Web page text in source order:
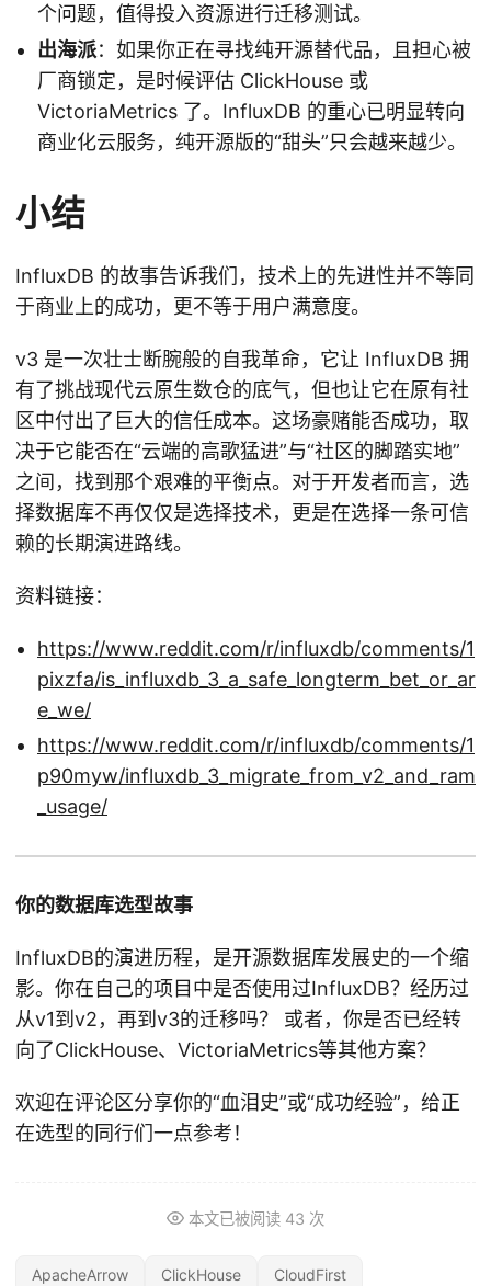
个问题，值得投入资源进行迁移测试。
出海派：如果你正在寻找纯开源替代品，且担心被
厂商锁定，是时候评估 ClickHouse 或
VictoriaMetrics 了。InfluxDB 的重心已明显转向
商业化云服务，纯开源版的“甜头”只会越来越少。
小结
InfluxDB 的故事告诉我们，技术上的先进性并不等同
于商业上的成功，更不等于用户满意度。
v3 是一次壮士断腕般的自我革命，它让 InfluxDB 拥
有了挑战现代云原生数仓的底气，但也让它在原有社
区中付出了巨大的信任成本。这场豪赌能否成功，取
决于它能否在“云端的高歌猛进”与“社区的脚踏实地”
之间，找到那个艰难的平衡点。对于开发者而言，选
择数据库不再仅仅是选择技术，更是在选择一条可信
赖的长期演进路线。
资料链接：
https://www.reddit.com/r/influxdb/comments/1
pixzfa/is_influxdb_3_a_safe_longterm_bet_or_ar
e_we/
https://www.reddit.com/r/influxdb/comments/1
p90myw/influxdb_3_migrate_from_v2_and_ram
_usage/
你的数据库选型故事
InfluxDB的演进历程，是开源数据库发展史的一个缩
影。你在自己的项目中是否使用过InfluxDB？经历过
从v1到v2，再到v3的迁移吗？ 或者，你是否已经转
向了ClickHouse、VictoriaMetrics等其他方案？
欢迎在评论区分享你的“血泪史”或“成功经验”，给正
在选型的同行们一点参考！
本文已被阅读 43 次
ApacheArrow ClickHouse CloudFirst